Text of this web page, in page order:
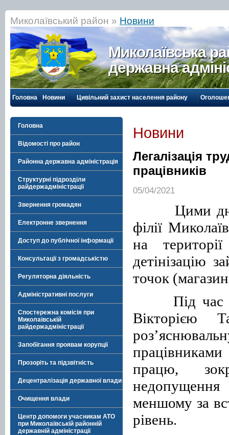
Миколаївський район » Новини
Миколаївська
державна
Головна Новини Цивільний захист населення району
Головна
Відомості про район
Районна державна адміністрація
Структурні підрозділи
райдержадміністрації
Звернення громадян
Електронне звернення
Доступ до публічної інформації
Консультації з громадськістю
Регуляторна діяльність
Адміністративні послуги
Спостережна комісія при
Миколаївській
райдержадміністрації
Запобігання проявам корупції
Прозоріть та підзвітність
Децентралізація державної влади
Очищення влади
Центр допомоги учасникам АТО
при Миколаївській районній
державній адміністрації
Новини
Легалізація
працівників
05/04/2021
Цими
філії
на
детінізацію
точок
Під
Вікторією
працю,
недопущення
меншому за
рівень.